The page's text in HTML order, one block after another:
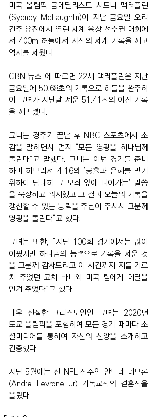
미국 올림픽 금메달리스트 시드니 맥러플린
(Sydney McLaughlin)이 지난 금요일 오리
건주 유진에서 열린 세계 육상 선수권 대회에
서 400m 허들에서 자신의 세계 기록을 깨고
역사를 세웠다.
CBN 뉴스 에 따르면 22세 맥러플린은 지난
금요일에 50.68초의 기록으로 허들을 완주하
여 그녀가 지난달 세운 51.41초의 이전 기록
을 깨뜨렸다.
그녀는 경주가 끝난 후 NBC 스포츠에서 소
감을 말하면서 먼저 “모든 영광을 하나님께
돌린다”고 말했다. 그녀는 이번 경기를 준비
하며 히브리서 4:16의 ‘긍휼과 은혜를 받기
위하여 담대히 그 보좌 앞에 나아가는’ 말씀
을 묵상하고 의지했고 그 결과 오늘의 기록을
갱신할 수 있는 능력을 주님이 주셔서 그분께
영광을 돌린다“고 했다.
그녀는 또한, “지난 100회 경기에서는 많이
아팠지만 하나님의 능력으로 기록을 세운 것
을 그분께 감사드리고 이 시간까지 저를 가르
쳐 주었던 코치 바비와 미국 팀에게 메달을
안겨 주었다”고 했다.
매우 진실한 그리스도인인 그녀는 2020년
도쿄 올림픽을 포함하여 모든 경기 때마다 소
셜미디어를 통하여 자신의 신앙을 소개하고
간증했다.
지난 5월에는 전 NFL 선수인 안드레 레브론
(Andre Levrone Jr) 기독교식의 결혼식을
올렸다